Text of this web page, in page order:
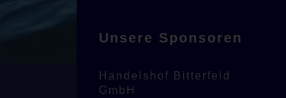
Unsere Sponsoren
Handelshof Bitterfeld
GmbH